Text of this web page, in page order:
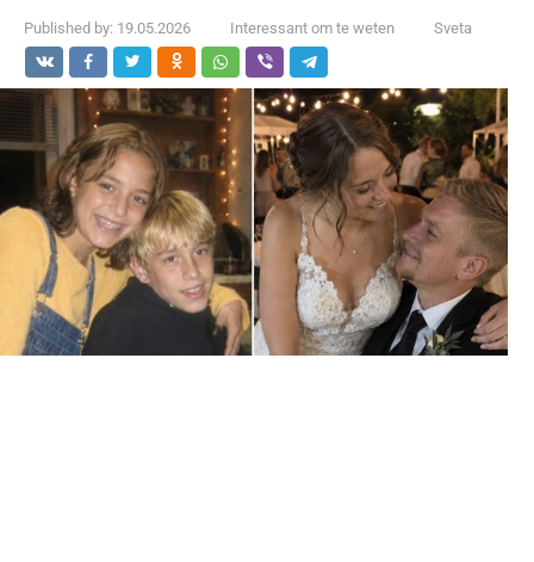
Published by: 19.05.2026 Interessant om te weten Sveta